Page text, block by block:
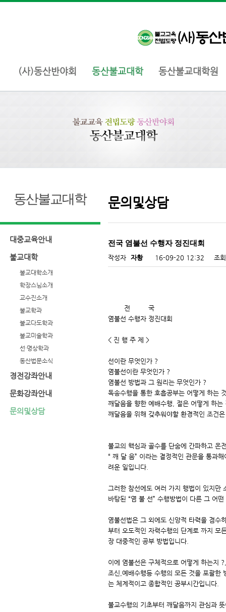
(사)동산반야회 동산불교대학 동산불교대학원
동산불교대학
대중교육안내
불교대학
불교대학소개
학장스님소개
교수진소개
불교학과
불교다도학과
불교미술학과
선·명상학과
동산법문소식
경전강좌안내
문화강좌안내
문의및상담
문의및상담
전국 염불선 수행자 정진대회
작성자 자황 16-09-20 12:32 조회
전 국
염불선 수행자 정진대회
< 진 행 주 제 >
선이란 무엇인가 ?
염불선이란 무엇인가 ?
염불선 방법과 그 원리는 무엇인가 ?
독송수행을 통한 호흡공부는 어떻게 하는
깨달음을 향한 예배수행, 절은 어떻게 하는
깨달음을 위해 갖추워야할 환경적인 조건
불교의 핵심과 골수를 단숨에 간파하고 온
“ 깨 달 음” 이라는 결정적인 관문을 통과
려운 일입니다.
그러한 참선에도 여러 가지 행법이 있지만
바탕된 “염 불 선” 수행방법이 다른 그 어
염불선법은 그 외에도 신앙적 타력을 겸수
부터 오도적인 자력수행의 단계로 까지 모
장 대중적인 공부 방법입니다.
이에 염불선은 구체적으로 어떻게 하는지
조신,예배수행등 수행의 모든 것을 포괄한
는 체계적이고 종합적인 공부시간입니다.
불교수행의 기초부터 깨달음까지 관심과